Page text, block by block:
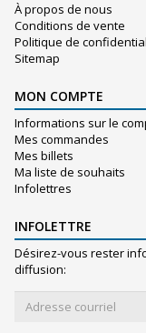
À propos de nous
Conditions de vente
Politique de
Sitemap
MON COMPTE
Informations sur le
Mes commandes
Mes billets
Ma liste de souhaits
Infolettres
INFOLETTRE
Désirez-vous rester
diffusion: